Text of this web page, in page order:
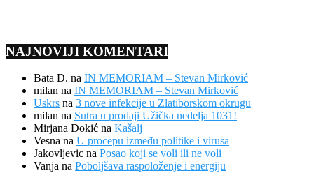
NAJNOVIJI KOMENTARI
Bata D. na IN MEMORIAM – Stevan Mirković
milan na IN MEMORIAM – Stevan Mirković
Uskrs na 3 nove infekcije u Zlatiborskom okrugu
milan na Sutra u prodaji Užička nedelja 1031!
Mirjana Dokić na Kašalj
Vesna na U procepu između politike i virusa
Jakovljevic na Posao koji se voli ili ne voli
Vanja na Poboljšava raspoloženje i energiju